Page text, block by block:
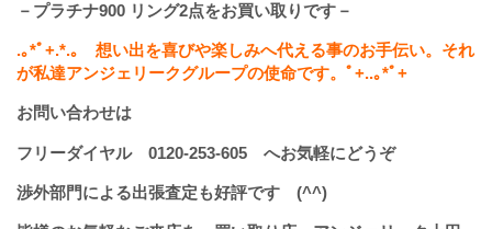
－プラチナ900 リング2点をお買い取りです－
.｡*ﾟ+.*.｡ 想い出を喜びや楽しみへ代える事のお手伝い。それ
が私達アンジェリークグループの使命です。ﾟ+..｡*ﾟ+
お問い合わせは
フリーダイヤル 0120-253-605 へお気軽にどうぞ
渉外部門による出張査定も好評です (^^)